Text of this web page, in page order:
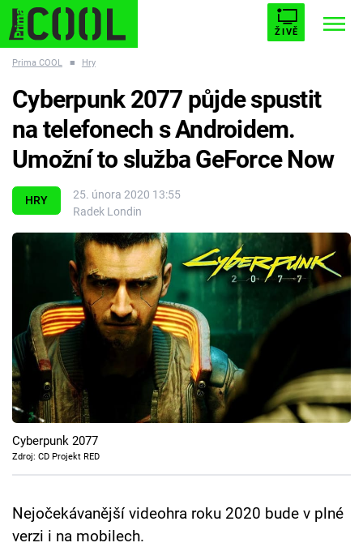
ŽIVĚ
ESCAPE PLNEJ KOTEL AVENGERS 5
Témata
Seriály
Hry
Cool Esport
Pořady
TV Program
Prima COOL ■ Hry
HRY
25. února 2020 13:55
Radek Londin
Cyberpunk 2077 půjde spustit
na telefonech s Androidem.
Umožní to služba GeForce Now
Cyberpunk 2077
Zdroj: CD Projekt RED
Nejočekávanější videohra roku 2020 bude v plné
verzi i na mobilech.